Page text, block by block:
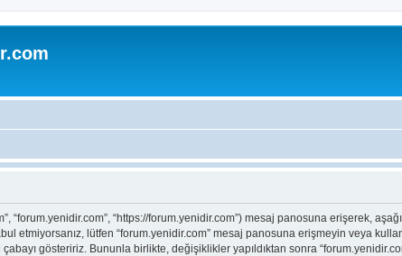
“forum.yenidir.com”, “https://forum.yenidir.com”) mesaj panosuna erişerek,
etmiyorsanız, lütfen “forum.yenidir.com” mesaj panosuna erişmeyin veya
gösteririz. Bununla birlikte, değişiklikler yapıldıktan sonra